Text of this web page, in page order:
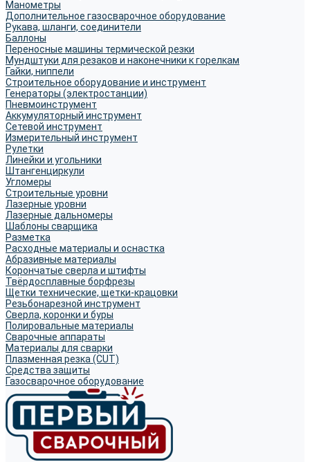
Манометры
Дополнительное газосварочное оборудование
Рукава, шланги, соединители
Баллоны
Переносные машины термической резки
Мундштуки для резаков и наконечники к горелкам
Гайки, ниппели
Строительное оборудование и инструмент
Генераторы (электростанции)
Пневмоинструмент
Аккумуляторный инструмент
Сетевой инструмент
Измерительный инструмент
Рулетки
Линейки и угольники
Штангенциркули
Угломеры
Строительные уровни
Лазерные уровни
Лазерные дальномеры
Шаблоны сварщика
Разметка
Расходные материалы и оснастка
Абразивные материалы
Корончатые сверла и штифты
Твёрдосплавные борфрезы
Щетки технические, щетки-крацовки
Резьбонарезной инструмент
Сверла, коронки и буры
Полировальные материалы
Сварочные аппараты
Материалы для сварки
Плазменная резка (CUT)
Средства защиты
Газосварочное оборудование